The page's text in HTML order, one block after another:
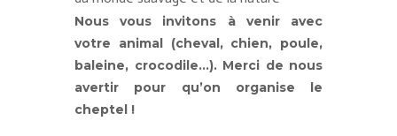
Nous vous invitons à venir avec
votre animal (cheval, chien, poule,
baleine, crocodile…). Merci de nous
avertir pour qu’on organise le
cheptel !